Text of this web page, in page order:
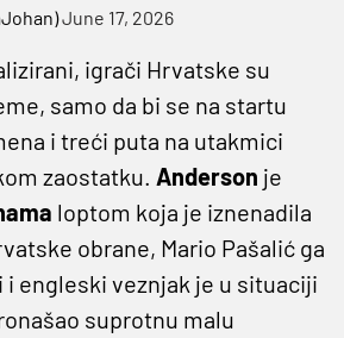
June 17, 2026
igrači Hrvatske su
samo da bi se na startu
i treći puta na utakmici
zaostatku. Anderson je
loptom koja je iznenadila
obrane, Mario Pašalić ga
engleski veznjak je u situaciji
suprotnu malu